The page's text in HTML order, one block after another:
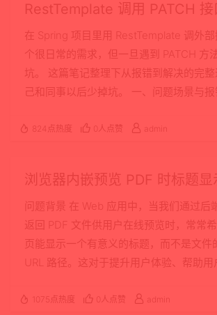
器人看到的不是同一阶段内容 1）…
RestTemplate 调用 PATCH 接
与完整解决方案
在 Spring 项目里用 RestTemplate 调外
个很日常的需求，但一旦遇到 PATCH 方
坑。 这篇笔记整理下从报错到解决的完
己和同事以后少掉坑。 一、问题场景与报
https://example.com/api/v1/resource/
restTemplate.ex…
824点热度 0人点赞 admin
浏览器内嵌预览 PDF 时标题显
析与解决
问题背景 在 Web 应用中，当我们通过后
返回 PDF 文件供用户在线预览时，常常
页能显示一个有意义的标题，而不是文件
URL 路径。这对于提升用户体验、帮助用
通过设置 HTTP 响应头来控制标签页标题
1075点热度 0人点赞 admin